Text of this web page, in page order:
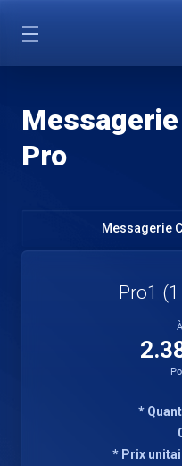
Pro
Messagerie
Pro1
*
* Prix